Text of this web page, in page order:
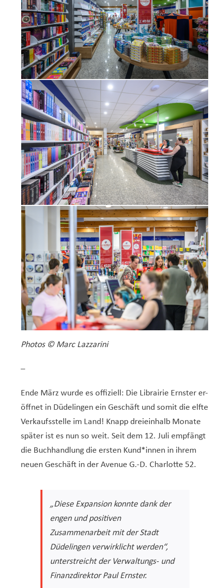
Photos © Marc Lazzarini
–
Ende März wurde es offiziell: Die Librairie Ernster er-
öffnet in Düdelingen ein Geschäft und somit die elfte
Verkaufsstelle im Land! Knapp dreieinhalb Monate
später ist es nun so weit. Seit dem 12. Juli empfängt
die Buchhandlung die ersten Kund*innen in ihrem
neuen Geschäft in der Avenue G.-D. Charlotte 52.
„Diese Expansion konnte dank der
engen und positiven
Zusammenarbeit mit der Stadt
Düdelingen verwirklicht werden“,
unterstreicht der Verwaltungs- und
Finanzdirektor Paul Ernster.